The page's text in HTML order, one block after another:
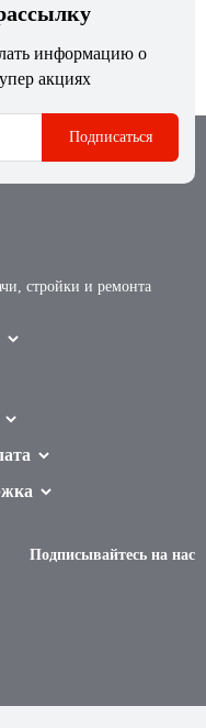
информацию о
акциях
стройки и ремонта
Подписывайтесь на нас